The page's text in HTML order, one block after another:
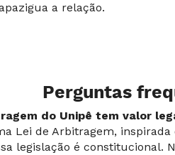
a relação.
Perguntas
do Unipê tem valor
Lei de Arbitragem,
legislação é constitucional.